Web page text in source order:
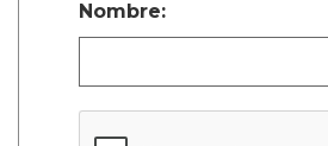
Nombre: